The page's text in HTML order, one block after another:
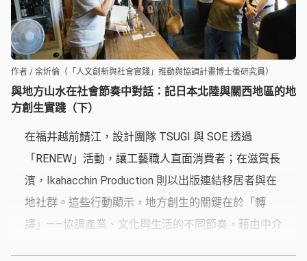
與地方山水在社會節奏中對話：記日本北陸與關西地區的地
方創生實踐（下）
作者 / 余炘倫（「人文創新與社會實踐」推動與協調計畫博士後研究員）
在福井越前鯖江，設計團隊 TSUGI 與 SOE 透過
「RENEW」活動，讓工藝職人直面消費者；在滋賀長
濱，Ikahacchin Production 則以出版連結移居者與在
地社群。這些行動顯示，地方創生的關鍵在於「轉
譯」——協調產業、文化與生活的不同節奏，藉由中介